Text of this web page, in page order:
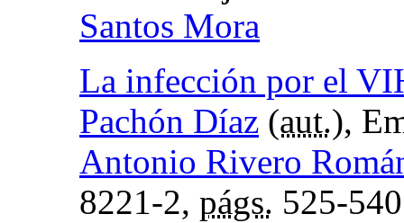
Santos Mora
La infección por el
Pachón Díaz (aut.),
Antonio Rivero
8221-2, págs. 525-540